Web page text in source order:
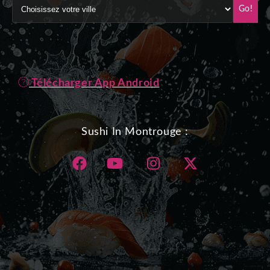
Go!
Télécharger App Android
Sushi In Montrouge :